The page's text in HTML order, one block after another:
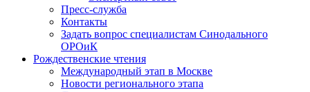
Пресс-служба
Контакты
Задать вопрос специалистам Синодального
ОРОиК
Рождественские чтения
Международный этап в Москве
Новости регионального этапа